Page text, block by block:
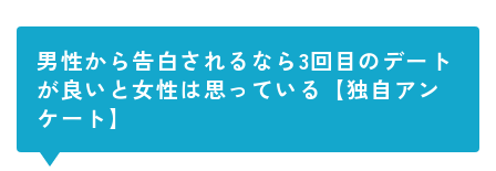
男性から告白されるなら3回目のデート
が良いと女性は思っている【独自アン
ケート】